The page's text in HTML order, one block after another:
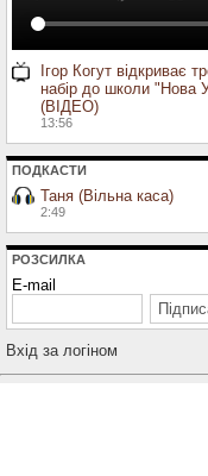
Ігор Когут відкриває
набір до школи "Нова
(ВІДЕО)
13:56
ПОДКАСТИ
Таня (Вільна каса)
2:49
РОЗСИЛКА
E-mail
Вхiд за логiном